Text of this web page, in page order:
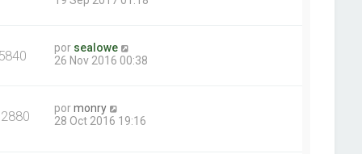
5840 por sealowe
26 Nov 2016 00:38
pormonry
28 Oct 2016 19:16